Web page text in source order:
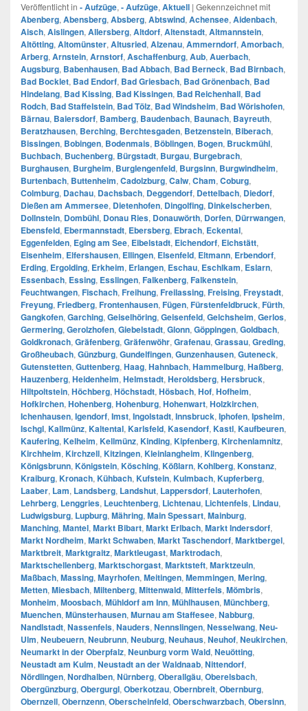
Veröffentlicht in - Aufzüge, - Aufzüge, Aktuell | Gekennzeichnet mit
Abenberg, Abensberg, Absberg, Abtswind, Achensee, Aidenbach,
Aisch, Aislingen, Allersberg, Altdorf, Altenstadt, Altmannstein,
Altötting, Altomünster, Altusried, Alzenau, Ammerndorf, Amorbach,
Arberg, Arnstein, Arnstorf, Aschaffenburg, Aub, Auerbach,
Augsburg, Babenhausen, Bad Abbach, Bad Berneck, Bad Birnbach,
Bad Bocklet, Bad Endorf, Bad Griesbach, Bad Grönenbach, Bad
Hindelang, Bad Kissing, Bad Kissingen, Bad Reichenhall, Bad
Rodch, Bad Staffelstein, Bad Tölz, Bad Windsheim, Bad Wörishofen,
Bärnau, Baiersdorf, Bamberg, Baudenbach, Baunach, Bayreuth,
Beratzhausen, Berching, Berchtesgaden, Betzenstein, Biberach,
Bissingen, Bobingen, Bodenmais, Böblingen, Bogen, Bruckmühl,
Buchbach, Buchenberg, Bürgstadt, Burgau, Burgebrach,
Burghausen, Burgheim, Burglengenfeld, Burgsinn, Burgwindheim,
Burtenbach, Buttenheim, Cadolzburg, Calw, Cham, Coburg,
Colmburg, Dachau, Dachsbach, Deggendorf, Dettelbach, Diedorf,
Dießen am Ammersee, Dietenhofen, Dingolfing, Dinkelscherben,
Dollnstein, Dombühl, Donau Ries, Donauwörth, Dorfen, Dürrwangen,
Ebensfeld, Ebermannstadt, Ebersberg, Ebrach, Eckental,
Eggenfelden, Eging am See, Eibelstadt, Eichendorf, Eichstätt,
Eisenheim, Elfershausen, Ellingen, Elsenfeld, Eltmann, Erbendorf,
Erding, Ergolding, Erkheim, Erlangen, Eschau, Eschlkam, Eslarn,
Essenbach, Essing, Esslingen, Falkenberg, Falkenstein,
Feuchtwangen, Fischach, Freihung, Freilassing, Freising, Freystadt,
Freyung, Friedberg, Frontenhausen, Fügen, Fürstenfeldbruck, Fürth,
Gangkofen, Garching, Geiselhöring, Geisenfeld, Gelchsheim, Gerlos,
Germering, Gerolzhofen, Giebelstadt, Glonn, Göppingen, Goldbach,
Goldkronach, Gräfenberg, Gräfenwöhr, Grafenau, Grassau, Greding,
Großheubach, Günzburg, Gundelfingen, Gunzenhausen, Guteneck,
Gutenstetten, Guttenberg, Haag, Hahnbach, Hammelburg, Haßberg,
Hauzenberg, Heidenheim, Helmstadt, Heroldsberg, Hersbruck,
Hiltpoltstein, Höchberg, Höchstadt, Hösbach, Hof, Hofheim,
Hofkirchen, Hohenberg, Hohenburg, Hohenwart, Holzkirchen,
Ichenhausen, Igendorf, Imst, Ingolstadt, Innsbruck, Iphofen, Ipsheim,
Ischgl, Kallmünz, Kaltental, Karlsfeld, Kasendorf, Kastl, Kaufbeuren,
Kaufering, Kelheim, Kellmünz, Kinding, Kipfenberg, Kirchenlamnitz,
Kirchheim, Kirchzell, Kitzingen, Kleinlangheim, Klingenberg,
Königsbrunn, Königstein, Kösching, Kößlarn, Kohlberg, Konstanz,
Kraiburg, Kronach, Kühbach, Kufstein, Kulmbach, Kupferberg,
Laaber, Lam, Landsberg, Landshut, Lappersdorf, Lauterhofen,
Lehrberg, Lenggries, Leuchtenberg, Lichtenau, Lichtenfels, Lindau,
Ludwigsburg, Lupburg, Mähring, Main Spessart, Mainburg,
Manching, Mantel, Markt Bibart, Markt Erlbach, Markt Indersdorf,
Markt Nordheim, Markt Schwaben, Markt Taschendorf, Marktbergel,
Marktbreit, Marktgraitz, Marktleugast, Marktrodach,
Marktschellenberg, Marktschorgast, Marktsteft, Marktzeuln,
Maßbach, Massing, Mayrhofen, Meitingen, Memmingen, Mering,
Metten, Miesbach, Miltenberg, Mittenwald, Mitterfels, Mömbris,
Monheim, Moosbach, Mühldorf am Inn, Mühlhausen, Münchberg,
Muenchen, Münsterhausen, Murnau am Staffesee, Nabburg,
Nandlstadt, Nassenfels, Nauders, Nennslingen, Nesselwang, Neu-
Ulm, Neubeuern, Neubrunn, Neuburg, Neuhaus, Neuhof, Neukirchen,
Neumarkt in der Oberpfalz, Neunburg vorm Wald, Neuötting,
Neustadt am Kulm, Neustadt an der Waldnaab, Nittendorf,
Nördlingen, Nordhalben, Nürnberg, Oberallgäu, Oberelsbach,
Obergünzburg, Obergurgl, Oberkotzau, Obernbreit, Obernburg,
Obernzell, Obernzenn, Oberscheinfeld, Oberschwarzbach, Obersinn,